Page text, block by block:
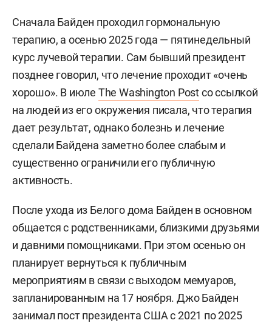
Сначала Байден проходил гормональную
терапию, а осенью 2025 года — пятинедельный
курс лучевой терапии. Сам бывший президент
позднее говорил, что лечение проходит «очень
хорошо». В июле The Washington Postсо ссылкой
на людей из его окружения писала, что терапия
дает результат, однако болезнь и лечение
сделали Байдена заметно более слабым и
существенно ограничили его публичную
активность.
После ухода из Белого дома Байден в основном
общается с родственниками, близкими друзьями
и давними помощниками. При этом осенью он
планирует вернуться к публичным
мероприятиям в связи с выходом мемуаров,
запланированным на 17 ноября. Джо Байден
занимал пост президента США с 2021 по 2025